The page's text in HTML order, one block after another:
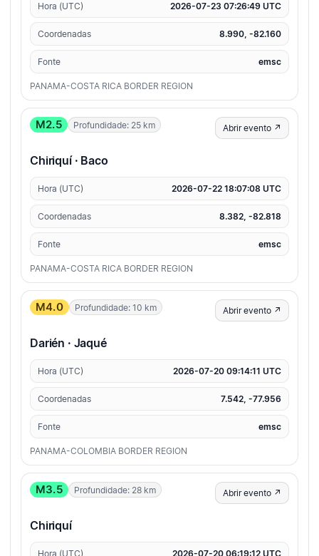
Hora (UTC) 2026-07-23 07:26:49 UTC
Coordenadas 8.990, -82.160
Fonte emsc
PANAMA-COSTA RICA BORDER REGION
M2.5 Profundidade: 25 km Abrir evento ↗
Chiriquí · Baco
Hora (UTC) 2026-07-22 18:07:08 UTC
Coordenadas 8.382, -82.818
Fonte emsc
PANAMA-COSTA RICA BORDER REGION
M4.0 Profundidade: 10 km Abrir evento ↗
Darién · Jaqué
Hora (UTC) 2026-07-20 09:14:11 UTC
Coordenadas 7.542, -77.956
Fonte emsc
PANAMA-COLOMBIA BORDER REGION
M3.5 Profundidade: 28 km Abrir evento ↗
Chiriquí
Hora (UTC) 2026-07-20 06:19:12 UTC